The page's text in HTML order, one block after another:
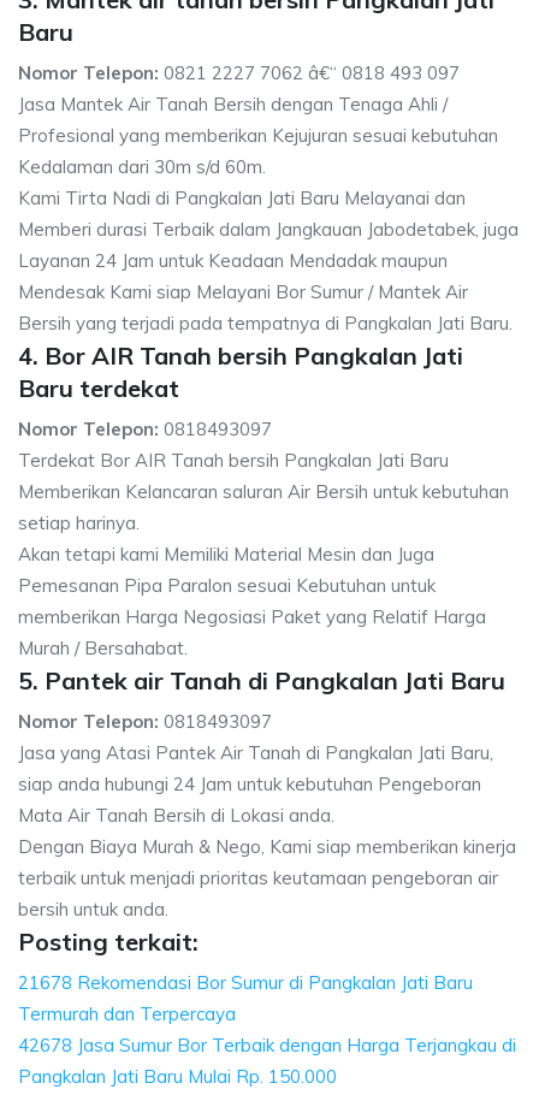
Baru
Nomor Telepon: 0821 2227 7062 â€“ 0818 493 097
Jasa Mantek Air Tanah Bersih dengan Tenaga Ahli /
Profesional yang memberikan Kejujuran sesuai kebutuhan
Kedalaman dari 30m s/d 60m.
Kami Tirta Nadi di Pangkalan Jati Baru Melayanai dan
Memberi durasi Terbaik dalam Jangkauan Jabodetabek, juga
Layanan 24 Jam untuk Keadaan Mendadak maupun
Mendesak Kami siap Melayani Bor Sumur / Mantek Air
Bersih yang terjadi pada tempatnya di Pangkalan Jati Baru.
4. Bor AIR Tanah bersih Pangkalan Jati
Baru terdekat
Nomor Telepon: 0818493097
Terdekat Bor AIR Tanah bersih Pangkalan Jati Baru
Memberikan Kelancaran saluran Air Bersih untuk kebutuhan
setiap harinya.
Akan tetapi kami Memiliki Material Mesin dan Juga
Pemesanan Pipa Paralon sesuai Kebutuhan untuk
memberikan Harga Negosiasi Paket yang Relatif Harga
Murah / Bersahabat.
5. Pantek air Tanah di Pangkalan Jati Baru
Nomor Telepon: 0818493097
Jasa yang Atasi Pantek Air Tanah di Pangkalan Jati Baru,
siap anda hubungi 24 Jam untuk kebutuhan Pengeboran
Mata Air Tanah Bersih di Lokasi anda.
Dengan Biaya Murah & Nego, Kami siap memberikan kinerja
terbaik untuk menjadi prioritas keutamaan pengeboran air
bersih untuk anda.
Posting terkait:
21678 Rekomendasi Bor Sumur di Pangkalan Jati Baru
Termurah dan Terpercaya
42678 Jasa Sumur Bor Terbaik dengan Harga Terjangkau di
Pangkalan Jati Baru Mulai Rp. 150.000